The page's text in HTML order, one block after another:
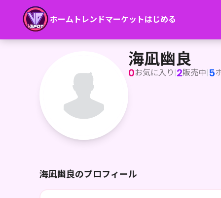
ホーム トレンドマーケットはじめる
海凪幽良
海凪幽良
0お気に入り |2販売中|5
海凪幽良のプロフィール